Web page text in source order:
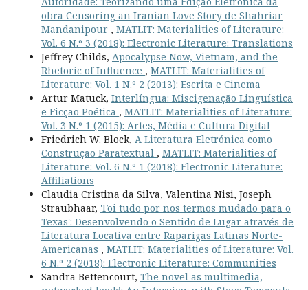
obra Censoring an Iranian Love Story de Shahriar
Mandanipour , MATLIT: Materialities of Literature:
Vol. 6 N.º 3 (2018): Electronic Literature: Translations
Jeffrey Childs, Apocalypse Now, Vietnam, and the
Rhetoric of Influence , MATLIT: Materialities of
Literature: Vol. 1 N.º 2 (2013): Escrita e Cinema
Artur Matuck, Interlíngua: Miscigenação Linguística
e Ficção Poética , MATLIT: Materialities of Literature:
Vol. 3 N.º 1 (2015): Artes, Média e Cultura Digital
Friedrich W. Block, A Literatura Eletrónica como
Construção Paratextual , MATLIT: Materialities of
Literature: Vol. 6 N.º 1 (2018): Electronic Literature:
Affiliations
Claudia Cristina da Silva, Valentina Nisi, Joseph
Straubhaar, 'Foi tudo por nos termos mudado para o
Texas': Desenvolvendo o Sentido de Lugar através de
Literatura Locativa entre Raparigas Latinas Norte-
Americanas , MATLIT: Materialities of Literature: Vol.
6 N.º 2 (2018): Electronic Literature: Communities
Sandra Bettencourt, The novel as multimedia,